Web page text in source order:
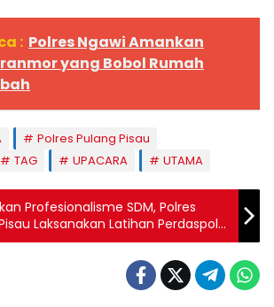
: Polres Ngawi Amankan
yang Bobol Rumah
Polres Pulang Pisau
TAG UPACARA UTAMA
Profesionalisme SDM, Polres
Laksanakan Latihan Perdaspol